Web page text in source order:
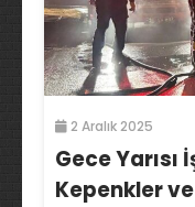
2 Aralık 2025
Gece Yarısı
Kepenkler ve